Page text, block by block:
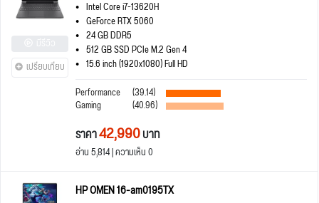
เปรียบเทียบ
Intel Core i7-13620H
GeForce RTX 5060
24 GB DDR5
512 GB SSD PCIe M.2 Gen 4
15.6 inch (1920x1080) Full HD
Performance
(39.14)
Gaming (40.96)
ราคา42,990บาท
อ่าน 5,814 | ความเห็น 0
HP OMEN 16-am0195TX